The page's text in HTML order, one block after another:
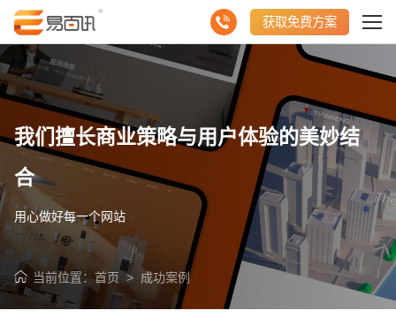
获取免费方案
我们擅长商业策略与用户体验的美妙结
合
用心做好每一个网站
当前位置： 首页> 成功案例
请输入您的公司名称 名字